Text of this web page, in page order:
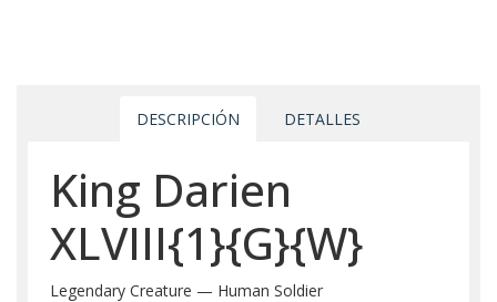
DESCRIPCIÓN DETALLES
King Darien
XLVIII{1}{G}{W}
Legendary Creature — Human Soldier